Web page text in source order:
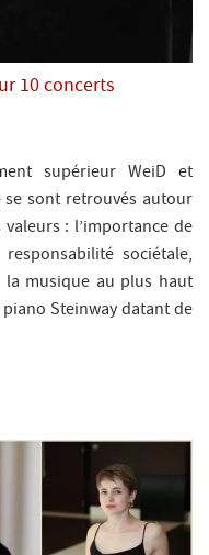
10 concerts
supérieur WeiD et
se sont retrouvés autour
: l’importance de
sociétale,
la musique au plus haut
Steinway datant de